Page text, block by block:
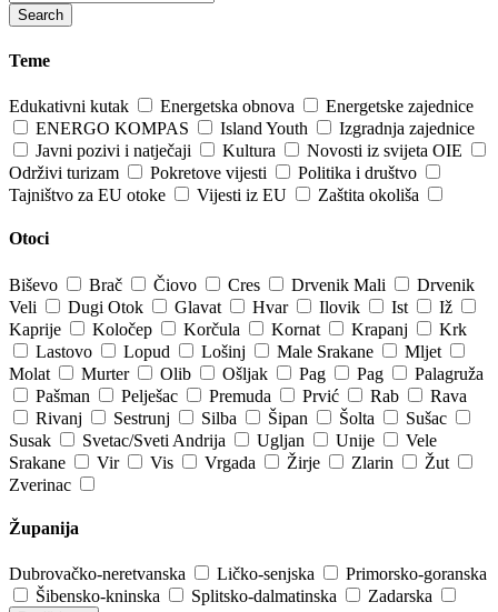
Search
Teme
Edukativni kutak Energetska obnova
Energetske zajednice
ENERGO KOMPAS
Island Youth
Izgradnja zajednice
Javni pozivi i natječaji
Kultura
Novosti iz svijeta OIE
Održivi turizam
Pokretove vijesti
Politika i društvo
Tajništvo za EU otoke
Vijesti iz EU Zaštita okoliša
Otoci
Biševo Brač Čiovo Cres Drvenik Mali
Drvenik
Veli
Dugi Otok Glavat Hvar Ilovik Ist
Iž
Kaprije
Koločep Korčula Kornat Krapanj
Krk
Lastovo
Lopud Lošinj Male Srakane
Mljet
Molat
Murter Olib Ošljak Pag Pag
Palagruža
Pašman
Pelješac Premuda Prvić Rab
Rava
Rivanj
Sestrunj Silba Šipan Šolta
Sušac
Susak
Svetac/Sveti Andrija Ugljan Unije
Vele
Srakane
Vir Vis Vrgada Žirje Zlarin
Žut
Zverinac
Županija
Dubrovačko-neretvanska Ličko-senjska
Primorsko-goranska
Šibensko-kninska
Splitsko-dalmatinska Zadarska